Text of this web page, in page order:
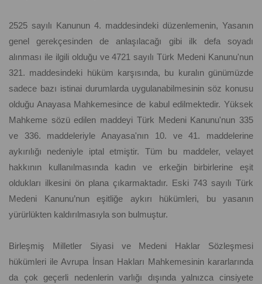
2525 sayılı Kanunun 4. maddesindeki düzenlemenin, Yasanın
genel gerekçesinden de anlaşılacağı gibi ilk defa soyadı
alınması ile ilgili olduğu ve 4721 sayılı Türk Medeni Kanunu'nun
321. maddesindeki hüküm karşısında, bu kuralın günümüzde
sadece bazı istinai durumlarda uygulanabilmesinin söz konusu
olduğu Anayasa Mahkemesince de kabul edilmektedir. Yüksek
Mahkeme sözü edilen maddeyi Türk Medeni Kanunu'nun 335
ve 336. maddeleriyle Anayasa'nın 10. ve 41. maddelerine
aykırılığı nedeniyle iptal etmiştir. Tüm bu maddeler, velayet
hakkının kullanılmasında kadın ve erkeğin birbirlerine eşit
oldukları ilkesini ön plana çıkarmaktadır. Eski 743 sayılı Türk
Medeni Kanunu’nun eşitliğe aykırı hükümleri, bu yasanın
yürürlükten kaldırılmasıyla son bulmuştur.
Birleşmiş Milletler Siyasi ve Medeni Haklar Sözleşmesi
hükümleri ile Avrupa İnsan Hakları Mahkemesinin kararlarında
da çok geçerli nedenlerin varlığı dışında yalnızca cinsiyete